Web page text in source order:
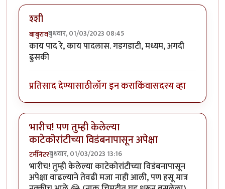
श्शी
बाबुरावबुधवार, 01/03/2023 08:45
काय पाद रे, काय पादलास. गडगडाटी, मध्यम, अगदी
ढुसकी
प्रतिसाद देण्यासाठीलॉग इन कराकिंवासदस्य व्हा
भारीच! पण तुम्ही केलेल्या
काटेकोरांटीच्या विडंबनापासून अपेक्षा
टर्मीनेटरबुधवार, 01/03/2023 13:16
भारीच! तुम्ही केलेल्या काटेकोरांटीच्या विडंबनापासून
अपेक्षा वाढल्याने तेवढी मजा नाही आली, पण हसू मात्र